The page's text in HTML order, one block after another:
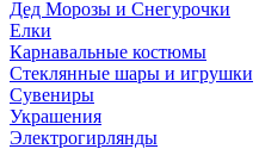
Дед Морозы и Снегурочки
Елки
Карнавальные костюмы
Стеклянные шары и игрушки
Сувениры
Украшения
Электрогирлянды